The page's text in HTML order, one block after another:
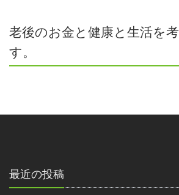
老後のお金と健康と生活を
す。
最近の投稿